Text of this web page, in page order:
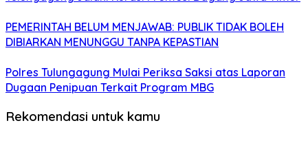
PEMERINTAH BELUM MENJAWAB: PUBLIK TIDAK BOLEH
DIBIARKAN MENUNGGU TANPA KEPASTIAN
Polres Tulungagung Mulai Periksa Saksi atas Laporan
Dugaan Penipuan Terkait Program MBG
Rekomendasi untuk kamu